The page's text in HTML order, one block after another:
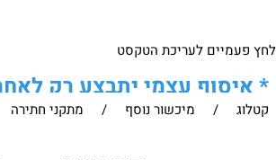
לחץ פעמיים לעריכת הטקסט
* איסוף עצמי יתבצע רק
של הלקוח מול נציגנו!
קטלוג / מיכשור נוסף / מתקני חתירה